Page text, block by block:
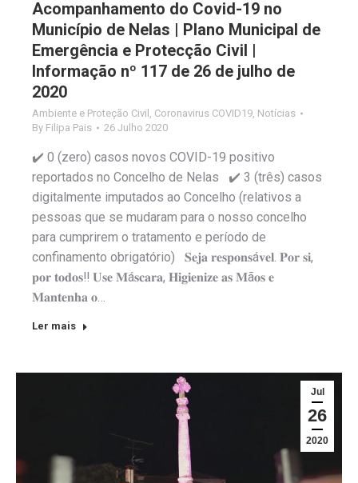
Acompanhamento do Covid-19 no
Município de Nelas | Plano Municipal de
Emergência e Protecção Civil |
Informação nº 117 de 26 de julho de
2020
Ambiente e Proteção Civil , Coronavirus COVID19, Notícias
By Filipa Pais 26 Julho 2020
✔️ 0 (zero) casos novos COVID-19 positivo
reportados no Concelho de Nelas ✔️ 3 (três) casos
digitalmente imputados ao Concelho (relativos a
pessoas que se mudaram para o nosso concelho
para cumprirem o tratamento e período de
confinamento obrigatório) 𝐒𝐞𝐣𝐚 𝐫𝐞𝐬𝐩𝐨𝐧𝐬á𝐯𝐞𝐥. 𝐏𝐨𝐫 𝐬𝐢,
𝐩𝐨𝐫 𝐭𝐨𝐝𝐨𝐬‼️ 𝐔𝐬𝐞 𝐌á𝐬𝐜𝐚𝐫𝐚, 𝐇𝐢𝐠𝐢𝐞𝐧𝐢𝐳𝐞 𝐚𝐬 𝐌ã𝐨𝐬 𝐞
𝐌𝐚𝐧𝐭𝐞𝐧𝐡𝐚 𝐨…
Ler mais
Jul
26
2020